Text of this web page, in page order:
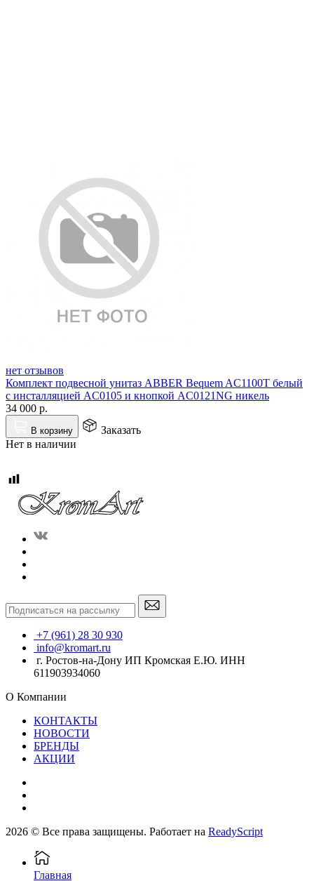
нет отзывов
Комплект подвесной унитаз ABBER Bequem AC1100T белый
с инсталляцией AC0105 и кнопкой AC0121NG никель
34 000 р.
В корзину
Заказать
Нет в наличии
+7 (961) 28 30 930
info@kromart.ru
г. Ростов-на-Дону ИП Кромская Е.Ю. ИНН
611903934060
О Компании
КОНТАКТЫ
НОВОСТИ
БРЕНДЫ
АКЦИИ
2026 © Все права защищены. Работает на ReadyScript
Главная